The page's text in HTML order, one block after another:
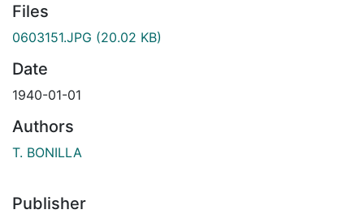
Files
0603151.JPG (20.02 KB)
Date
1940-01-01
Authors
T. BONILLA
Publisher